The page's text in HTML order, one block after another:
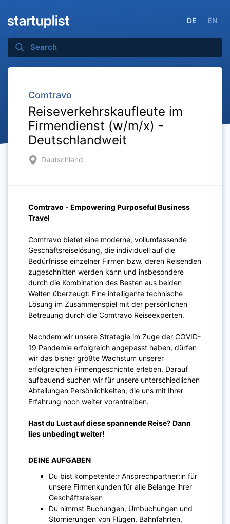
DE EN
Comtravo
Reiseverkehrskaufleute im
Firmendienst (w/m/x) -
Deutschlandweit
Deutschland
Comtravo - Empowering Purposeful Business
Travel
Comtravo bietet eine moderne, vollumfassende
Geschäftsreiselösung, die individuell auf die
Bedürfnisse einzelner Firmen bzw. deren Reisenden
zugeschnitten werden kann und insbesondere
durch die Kombination des Besten aus beiden
Welten überzeugt: Eine intelligente technische
Lösung im Zusammenspiel mit der persönlichen
Betreuung durch die Comtravo Reiseexperten.
Nachdem wir unsere Strategie im Zuge der COVID-
19 Pandemie erfolgreich angepasst haben, dürfen
wir das bisher größte Wachstum unserer
erfolgreichen Firmengeschichte erleben. Darauf
aufbauend suchen wir für unsere unterschiedlichen
Abteilungen Persönlichkeiten, die uns mit Ihrer
Erfahrung noch weiter vorantreiben.
Hast du Lust auf diese spannende Reise? Dann
lies unbedingt weiter!
DEINE AUFGABEN
Du bist kompetente:r Ansprechpartner:in für
unsere Firmenkunden für alle Belange ihrer
Geschäftsreisen
Du nimmst Buchungen, Umbuchungen und
Stornierungen von Flügen, Bahnfahrten,